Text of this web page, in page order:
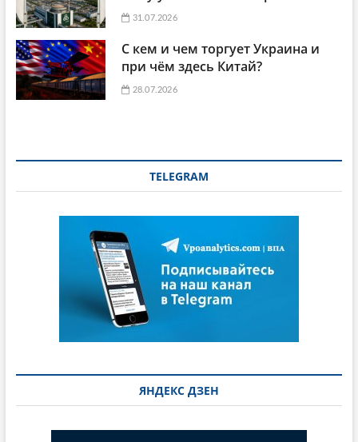
31.07.2026
С кем и чем торгует Украина и
при чём здесь Китай?
28.07.2026
TELEGRAM
ЯНДЕКС ДЗЕН